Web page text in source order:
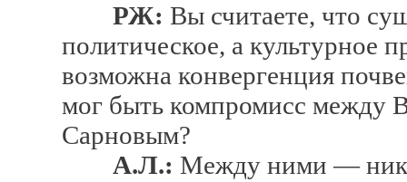
РЖ: Вы считаете, что
политическое, а культурное
возможна конвергенция
мог быть компромисс между
Сарновым?
А.Л.: Между ними —